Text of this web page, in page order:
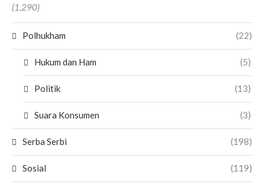
(1,290)
Polhukham (22)
Hukum dan Ham (5)
Politik (13)
Suara Konsumen (3)
Serba Serbi (198)
Sosial (119)